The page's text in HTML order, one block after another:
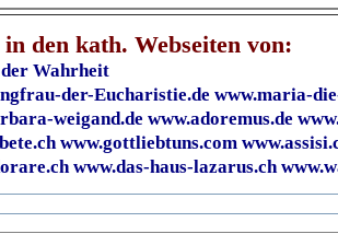
in den kath. Webseiten von:
der Wahrheit
der-Eucharistie.de www.maria-
weigand.de www.adoremus.de
www.gottliebtuns.com
www.das-haus-lazarus.ch